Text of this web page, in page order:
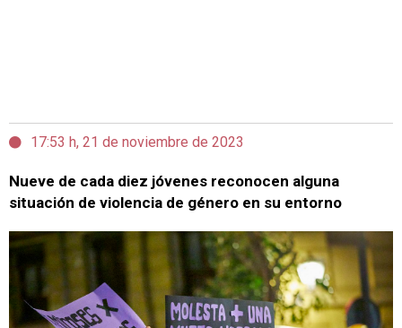
17:53 h, 21 de noviembre de 2023
Nueve de cada diez jóvenes reconocen alguna
situación de violencia de género en su entorno